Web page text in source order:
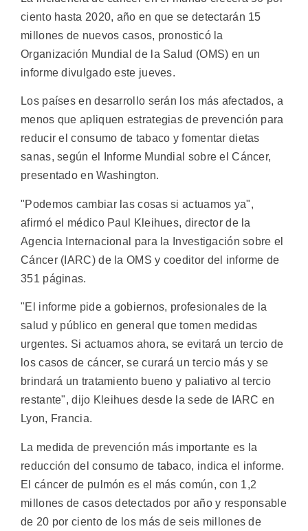
ciento hasta 2020, año en que se detectarán 15
millones de nuevos casos, pronosticó la
Organización Mundial de la Salud (OMS) en un
informe divulgado este jueves.
Los países en desarrollo serán los más afectados, a
menos que apliquen estrategias de prevención para
reducir el consumo de tabaco y fomentar dietas
sanas, según el Informe Mundial sobre el Cáncer,
presentado en Washington.
"Podemos cambiar las cosas si actuamos ya",
afirmó el médico Paul Kleihues, director de la
Agencia Internacional para la Investigación sobre el
Cáncer (IARC) de la OMS y coeditor del informe de
351 páginas.
"El informe pide a gobiernos, profesionales de la
salud y público en general que tomen medidas
urgentes. Si actuamos ahora, se evitará un tercio de
los casos de cáncer, se curará un tercio más y se
brindará un tratamiento bueno y paliativo al tercio
restante", dijo Kleihues desde la sede de IARC en
Lyon, Francia.
La medida de prevención más importante es la
reducción del consumo de tabaco, indica el informe.
El cáncer de pulmón es el más común, con 1,2
millones de casos detectados por año y responsable
de 20 por ciento de los más de seis millones de